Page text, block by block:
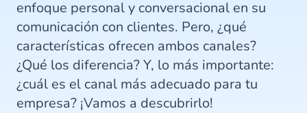
enfoque personal y conversacional en su
comunicación con clientes. Pero, ¿qué
características ofrecen ambos canales?
¿Qué los diferencia? Y, lo más importante:
¿cuál es el canal más adecuado para tu
empresa? ¡Vamos a descubrirlo!